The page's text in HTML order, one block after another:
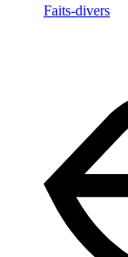
Faits-divers